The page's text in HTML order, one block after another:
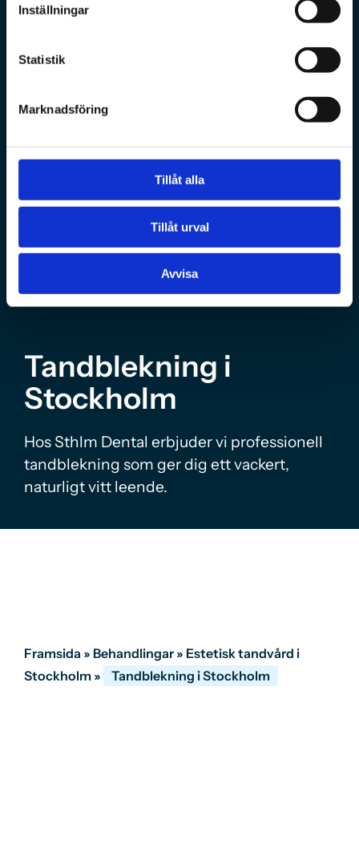
Inställningar
Statistik
Marknadsföring
Tillåt alla
Tillåt urval
Avvisa
Tandblekning i
Stockholm
Hos Sthlm Dental erbjuder vi professionell
tandblekning som ger dig ett vackert,
naturligt vitt leende.
Framsida » Behandlingar» Estetisk tandvård i
Stockholm » Tandblekning i Stockholm